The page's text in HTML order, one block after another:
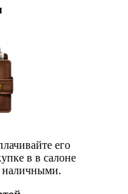
его
в в салоне
наличными.